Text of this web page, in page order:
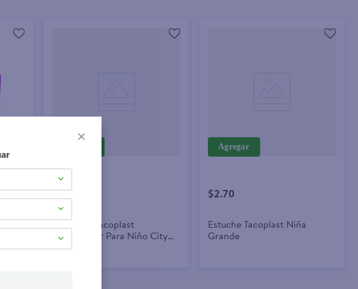
$7.45
Lonchera Tacoplast
Rectangular Para Niño City
Patrol Con Accesorios Surtido
Agregar
$2.70
Estuche Tacoplast Niña
Grande